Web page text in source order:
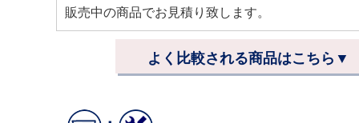
販売中の商品でお見積り致します。
よく比較される商品はこちら▼